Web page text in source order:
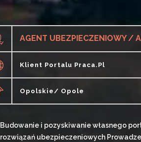
AGENT UBEZPIECZENIOWY /
Klient Portalu Praca.pl
Opolskie/ Opole
Budowanie i pozyskiwanie własnego
rozwiązań ubezpieczeniowych